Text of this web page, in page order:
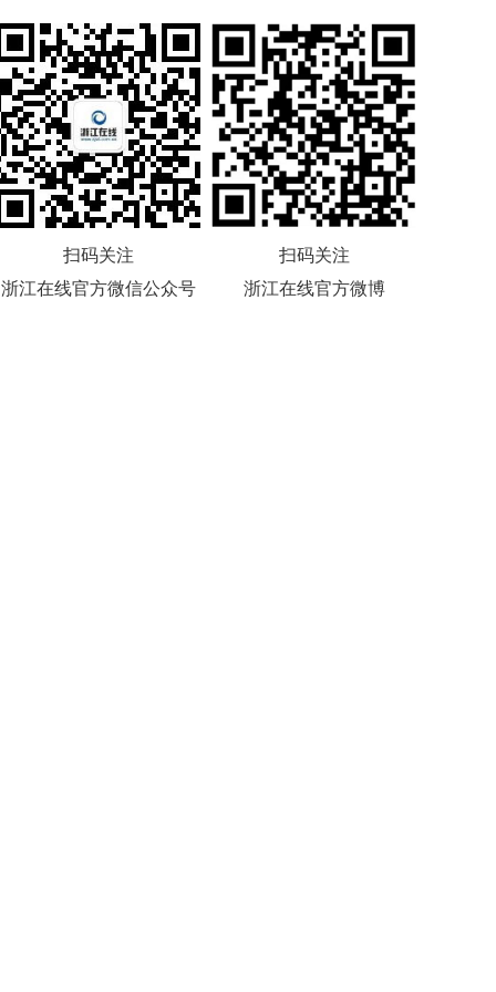
扫码关注
浙江在线官方微信公众号
扫码关注
浙江在线官方微博